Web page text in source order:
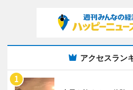
アクセスラン